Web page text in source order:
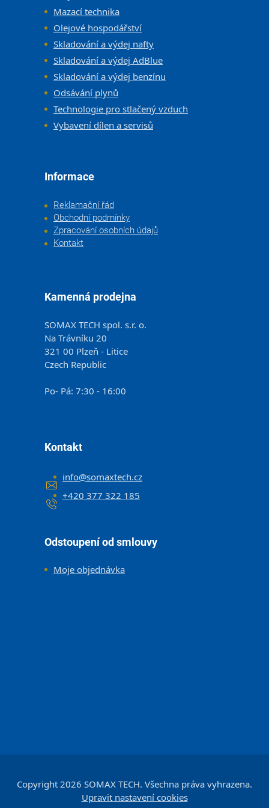
Mazací technika
Olejové hospodářství
Skladování a výdej nafty
Skladování a výdej AdBlue
Skladování a výdej benzínu
Odsávání plynů
Technologie pro stlačený vzduch
Vybavení dílen a servisů
Informace
Reklamační řád
Obchodní podmínky
Zpracování osobních údajů
Kontakt
Kamenná prodejna
SOMAX TECH spol. s.r. o.
Na Trávníku 20
321 00 Plzeň - Litice
Czech Republic
Po- Pá: 7:30 - 16:00
Kontakt
info@somaxtech.cz
+420 377 322 185
Odstoupení od smlouvy
Moje objednávka
Copyright 2026 SOMAX TECH. Všechna práva vyhrazena.
Upravit nastavení cookies